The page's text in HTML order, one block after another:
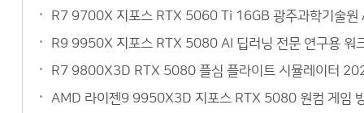
R7 9700X 지포스 RTX 5060 Ti 16GB 광주과학기술원
R9 9950X 지포스 RTX 5080 AI 딥러닝 전문 연구용 워
R7 9800X3D RTX 5080 플심 플라이트 시뮬레이터
AMD 라이젠9 9950X3D 지포스 RTX 5080 원컴 게임